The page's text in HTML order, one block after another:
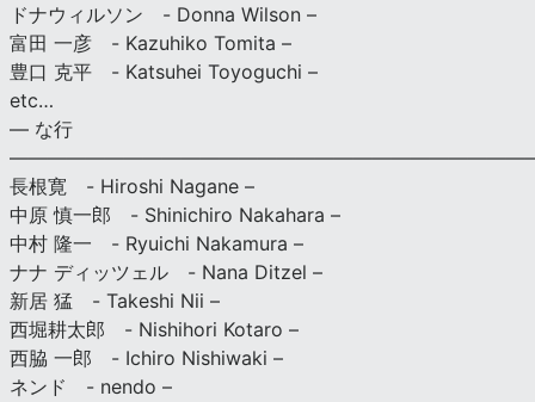
ドナウィルソン - Donna Wilson –
富田 一彦 - Kazuhiko Tomita –
豊口 克平 - Katsuhei Toyoguchi –
etc…
— な行
長根寛 - Hiroshi Nagane –
中原 慎一郎 - Shinichiro Nakahara –
中村 隆一 - Ryuichi Nakamura –
ナナ ディッツェル - Nana Ditzel –
新居 猛 - Takeshi Nii –
西堀耕太郎 - Nishihori Kotaro –
西脇 一郎 - Ichiro Nishiwaki –
ネンド - nendo –